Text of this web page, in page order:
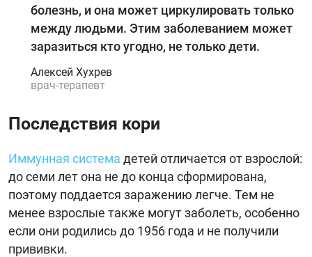
болезнь, и она может циркулировать только
между людьми. Этим заболеванием может
заразиться кто угодно, не только дети.
Алексей Хухрев
врач-терапевт
Последствия кори
Иммунная система детей отличается от взрослой:
до семи лет она не до конца сформирована,
поэтому поддается заражению легче. Тем не
менее взрослые также могут заболеть, особенно
если они родились до 1956 года и не получили
прививки.